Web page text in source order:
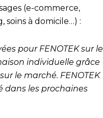
(e-commerce,
soins à domicile…) :
pour FENOTEK sur le
individuelle grâce
le marché. FENOTEK
dans les prochaines